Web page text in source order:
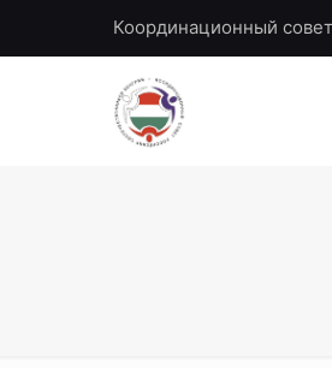
Координационный